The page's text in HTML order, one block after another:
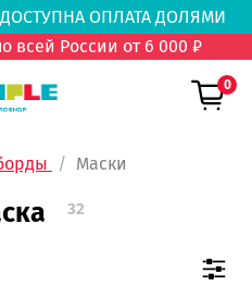
ОПЛАТА
всей России от 6 000 ₽
0
Маски
32